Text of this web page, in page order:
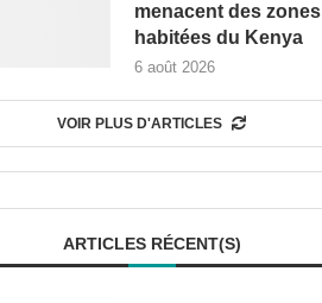
menacent des zones
habitées du Kenya
6 août 2026
VOIR PLUS D'ARTICLES
ARTICLES RÉCENT(S)